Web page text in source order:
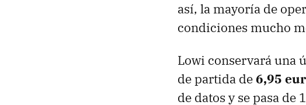
así, la mayoría de
condiciones mucho
Lowi conservará una
de partida de6,95
de datos y se pasa de